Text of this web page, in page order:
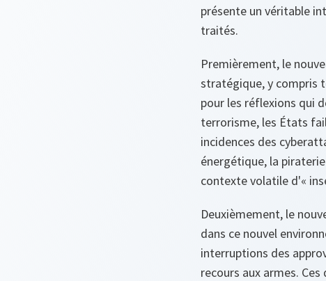
présente un véritable
traités.
Premièrement, le
stratégique, y compris
pour les réflexions qui
terrorisme, les États
incidences des
énergétique, la
contexte volatile d'«
Deuxièmement, le
dans ce nouvel
interruptions des
recours aux armes.